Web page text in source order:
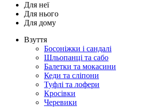
Для неї
Для нього
Для дому
Взуття
Босоніжки і сандалі
Шльопанці та сабо
Балетки та мокасини
Кеди та сліпони
Туфлі та лофери
Кросівки
Черевики